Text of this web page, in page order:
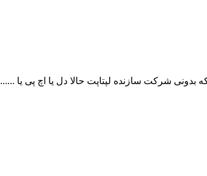
شرکت سازنده لپتاپت حالا دل یا اچ پی یا ......